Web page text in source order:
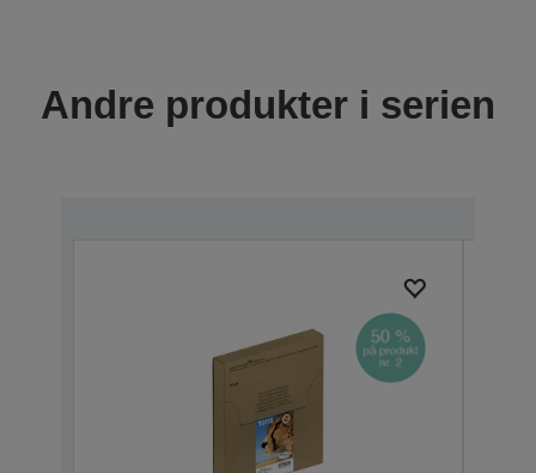
Andre produkter i serien